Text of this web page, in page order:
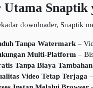
Snaptik
downloader, Snaptik
Tanpa Watermark–
Multi-Platform –
Tanpa Biaya Tambahan
Video Tetap Terjaga